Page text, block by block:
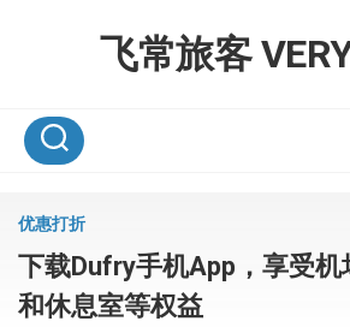
飞常旅客
优惠打折
下载Dufry手机App，享受机
和休息室等权益